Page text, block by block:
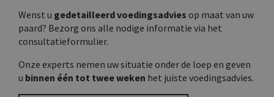
Wenst u gedetailleerd voedingsadvies op maat van uw
paard? Bezorg ons alle nodige informatie via het
consultatieformulier.
Onze experts nemen uw situatie onder de loep en geven
u binnen één tot twee weken het juiste voedingsadvies.